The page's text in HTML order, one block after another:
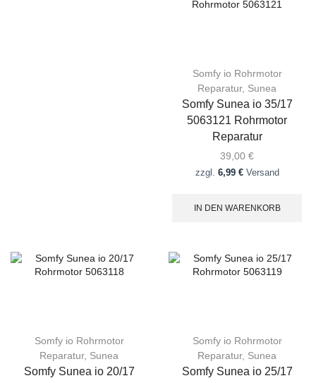
Somfy io Rohrmotor
Reparatur, Sunea
Somfy Sunea io 35/17
5063121 Rohrmotor
Reparatur
39,00 €
zzgl. 6,99 €Versand
IN DEN WARENKORB
Somfy io Rohrmotor
Reparatur, Sunea
Somfy Sunea io 20/17
Somfy io Rohrmotor
Reparatur, Sunea
Somfy Sunea io 25/17